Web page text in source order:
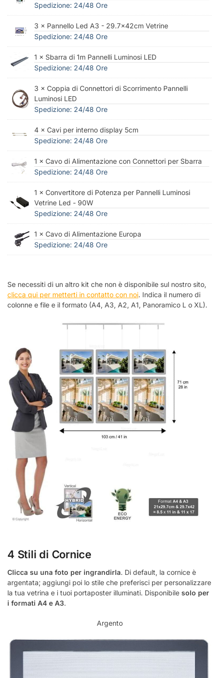
Spedizione: 24/48 Ore
3 × Pannello Led A3 - 29.7x42cm Vetrine
Spedizione: 24/48 Ore
1 × Sbarra di 1m Pannelli Luminosi LED
Spedizione: 24/48 Ore
3 × Coppia di Connettori di Scorrimento Pannelli
Luminosi LED
Spedizione: 24/48 Ore
4 × Cavi per interno display 5cm
Spedizione: 24/48 Ore
1 × Cavo di Alimentazione con Connettori per Sbarra
Spedizione: 24/48 Ore
1 × Convertitore di Potenza per Pannelli Luminosi
Vetrine Led - 90W
Spedizione: 24/48 Ore
1 × Cavo di Alimentazione Europa
Spedizione: 24/48 Ore
Se necessiti di un altro kit che non è disponibile sul nostro sito,
clicca qui per metterti in contatto con noi. Indica il numero di
colonne e file e il formato (A4, A3, A2, A1, Panoramico L o XL).
4 Stili di Cornice
Clicca su una foto per ingrandirla. Di default, la cornice è
argentata; aggiungi poi lo stile che preferisci per personalizzare
la tua vetrina e i tuoi portaposter illuminati. Disponibile solo per
i formati A4 e A3.
Argento